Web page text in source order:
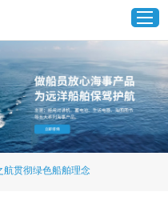
航贯彻绿色船舶理念